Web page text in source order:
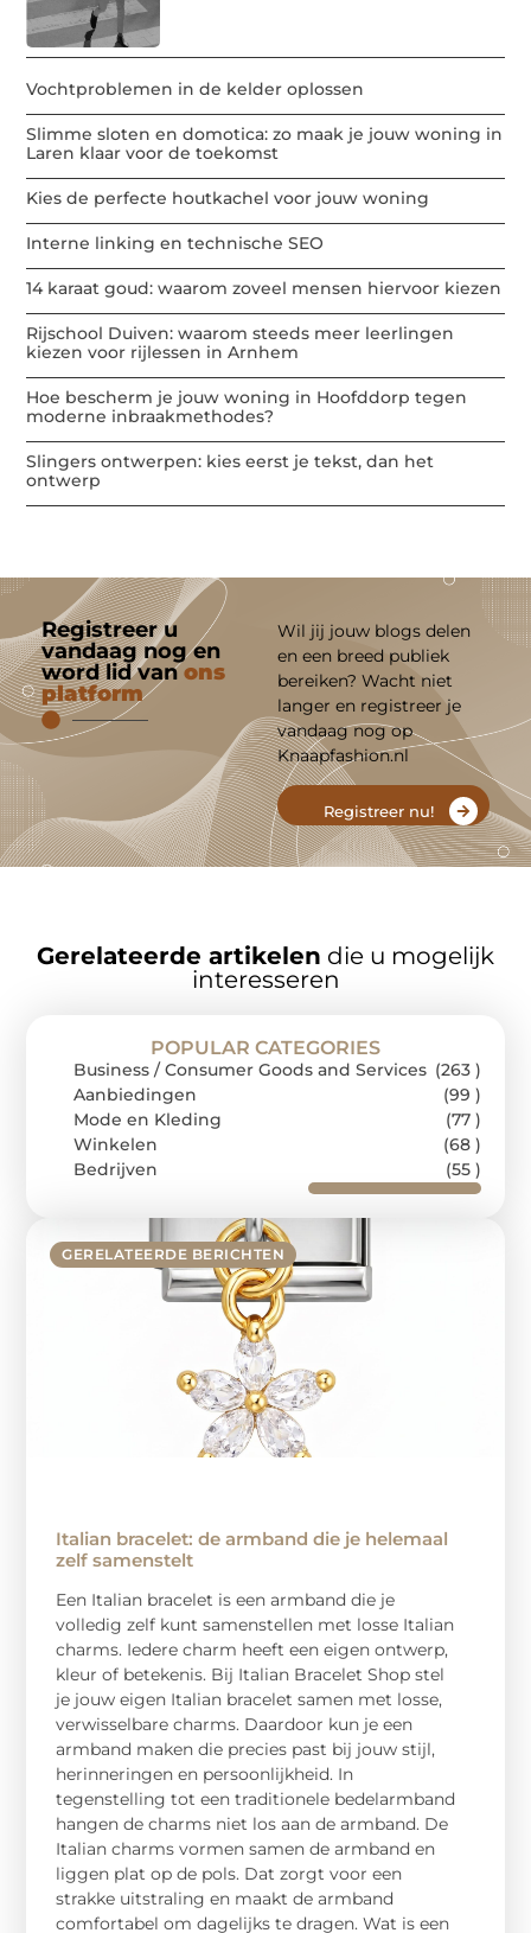
Vochtproblemen in de kelder oplossen
Slimme sloten en domotica: zo maak je jouw woning in
Laren klaar voor de toekomst
Kies de perfecte houtkachel voor jouw woning
Interne linking en technische SEO
14 karaat goud: waarom zoveel mensen hiervoor kiezen
Rijschool Duiven: waarom steeds meer leerlingen
kiezen voor rijlessen in Arnhem
Hoe bescherm je jouw woning in Hoofddorp tegen
moderne inbraakmethodes?
Slingers ontwerpen: kies eerst je tekst, dan het
ontwerp
Registreer u
vandaag nog en
word lid vanons
platform
Wil jij jouw blogs delen
en een breed publiek
bereiken? Wacht niet
langer en registreer je
vandaag nog op
Knaapfashion.nl
Registreer nu!
Gerelateerde artikelen die u mogelijk
interesseren
GERELATEERDE BERICHTEN
Italian bracelet: de armband die je helemaal
zelf samenstelt
Een Italian bracelet is een armband die je
volledig zelf kunt samenstellen met losse Italian
charms. Iedere charm heeft een eigen ontwerp,
kleur of betekenis. Bij Italian Bracelet Shop stel
je jouw eigen Italian bracelet samen met losse,
verwisselbare charms. Daardoor kun je een
armband maken die precies past bij jouw stijl,
herinneringen en persoonlijkheid. In
tegenstelling tot een traditionele bedelarmband
hangen de charms niet los aan de armband. De
Italian charms vormen samen de armband en
liggen plat op de pols. Dat zorgt voor een
strakke uitstraling en maakt de armband
comfortabel om dagelijks te dragen. Wat is een
POPULAR CATEGORIES
Business / Consumer Goods and Services (263 )
Aanbiedingen
(99 )
Mode en Kleding
(77 )
Winkelen
(68 )
Bedrijven
(55 )